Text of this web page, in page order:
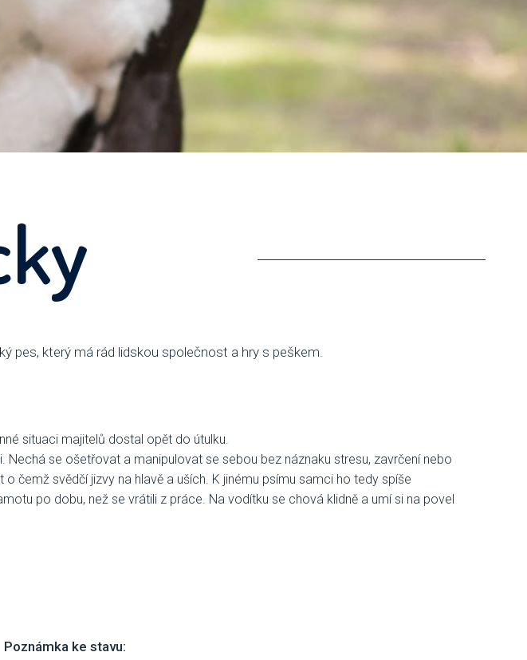
pes, který má rád lidskou společnost a hry s peškem.
situaci majitelů dostal opět do útulku.
se ošetřovat a manipulovat se sebou bez náznaku stresu, zavrčení nebo
čemž svědčí jizvy na hlavě a uších. K jinému psímu samci ho tedy spíše
po dobu, než se vrátili z práce. Na vodítku se chová klidně a umí si na povel
Poznámka ke stavu: